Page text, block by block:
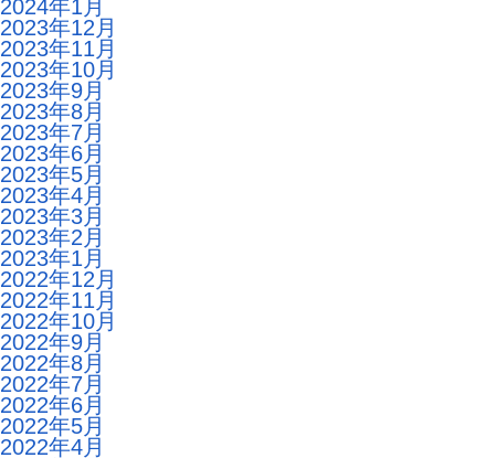
2024年1月
2023年12月
2023年11月
2023年10月
2023年9月
2023年8月
2023年7月
2023年6月
2023年5月
2023年4月
2023年3月
2023年2月
2023年1月
2022年12月
2022年11月
2022年10月
2022年9月
2022年8月
2022年7月
2022年6月
2022年5月
2022年4月